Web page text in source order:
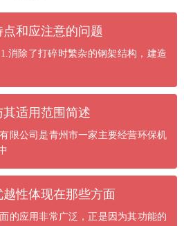
和应注意的问题
消除了打碎时繁杂的钢架结构，建造
适用范围简述
限公司是青州市一家主要经营环保机
性体现在那些方面
的应用非常广泛，正是因为其功能的